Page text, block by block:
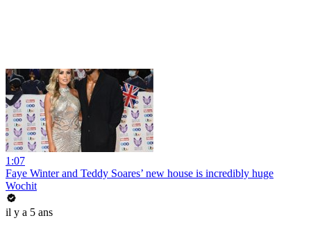
1:07
Faye Winter and Teddy Soares’ new house is incredibly huge
Wochit
il y a 5 ans